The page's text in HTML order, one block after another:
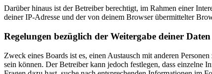
Darüber hinaus ist der Betreiber berechtigt, im Rahmen einer
deiner IP-Adresse und der von deinem Browser übermittelter
Regelungen bezüglich der Weitergabe deiner Daten
Zweck eines Boards ist es, einen Austausch mit anderen
sein können. Der Betreiber kann jedoch festlegen, dass einzelne